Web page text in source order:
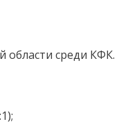
области среди КФК.